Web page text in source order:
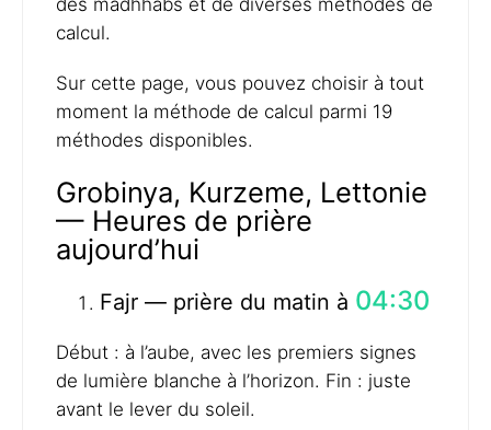
des madhhabs et de diverses méthodes de
calcul.
Sur cette page, vous pouvez choisir à tout
moment la méthode de calcul parmi 19
méthodes disponibles.
Grobinya, Kurzeme, Lettonie
— Heures de prière
aujourd’hui
Fajr — prière du matin à 04:30
Début : à l’aube, avec les premiers signes
de lumière blanche à l’horizon. Fin : juste
avant le lever du soleil.